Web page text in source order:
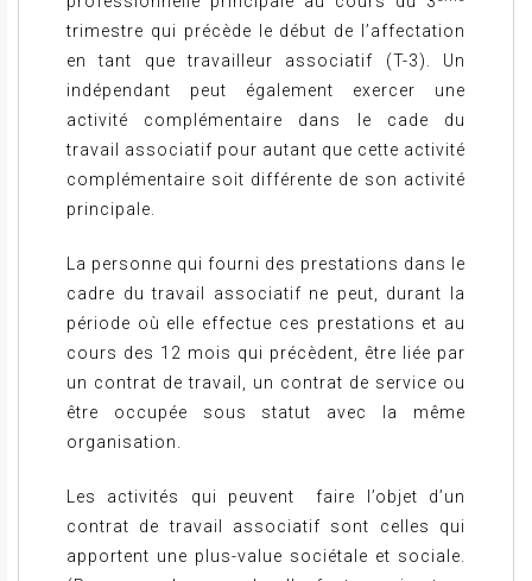
trimestre qui précède le début de l’affectation
en tant que travailleur associatif (T-3). Un
indépendant peut également exercer une
activité complémentaire dans le cade du
travail associatif pour autant que cette activité
complémentaire soit différente de son activité
principale.
La personne qui fourni des prestations dans le
cadre du travail associatif ne peut, durant la
période où elle effectue ces prestations et au
cours des 12 mois qui précèdent, être liée par
un contrat de travail, un contrat de service ou
être occupée sous statut avec la même
organisation.
Les activités qui peuvent faire l’objet d’un
contrat de travail associatif sont celles qui
apportent une plus-value sociétale et sociale.